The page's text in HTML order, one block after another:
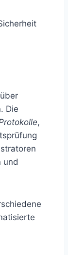
Die
,
und